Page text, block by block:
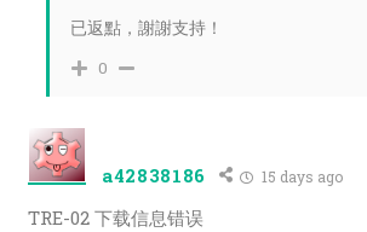
已返點，謝謝支持！
0
a42838186 15 days ago
TRE-02 下载信息错误